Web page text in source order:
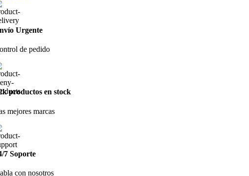
Urgente
de pedido
productos en stock
mejores marcas
7 Soporte
con nosotros